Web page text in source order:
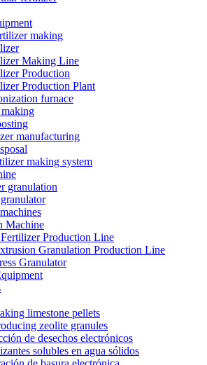
making
Making Line
Production
Production Plant
furnace
manufacturing
making system
granulation
Machine
Production Line
Granulation Production Line
Granulator
limestone pellets
zeolite granules
de desechos electrónicos
solubles en agua sólidos